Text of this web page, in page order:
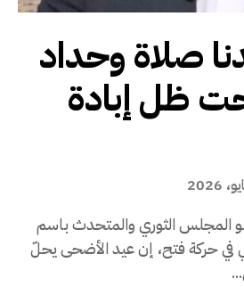
صلاة وحداد
ظل إبادة
المجلس الثوري والمتحدث باسم
في حركة فتح، إن عيد الأضحى يحلّ